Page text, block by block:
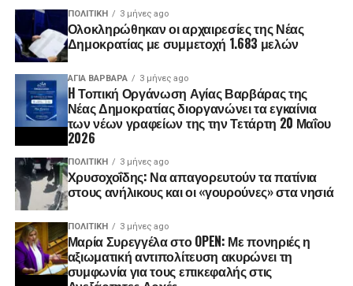
ΠΟΛΙΤΙΚΉ 3 μήνες ago
Ολοκληρώθηκαν οι αρχαιρεσίες της Νέας
Δημοκρατίας με συμμετοχή 1.683 μελών
ΑΓΙΑ ΒΑΡΒΑΡΑ 3 μήνες ago
H Τοπική Οργάνωση Αγίας Βαρβάρας της
Νέας Δημοκρατίας διοργανώνει τα εγκαίνια
των νέων γραφείων της την Τετάρτη 20 Μαΐου
2026
ΠΟΛΙΤΙΚΉ 3 μήνες ago
Χρυσοχοΐδης: Να απαγορευτούν τα πατίνια
στους ανήλικους και οι «γουρούνες» στα νησιά
ΠΟΛΙΤΙΚΉ 3 μήνες ago
Μαρία Συρεγγέλα στο OPEN: Με πονηριές η
αξιωματική αντιπολίτευση ακυρώνει τη
συμφωνία για τους επικεφαλής στις